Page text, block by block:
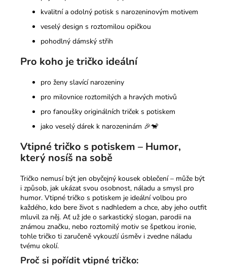
kvalitní a odolný potisk s narozeninovým motivem
veselý design s roztomilou opičkou
pohodlný dámský střih
Pro koho je tričko ideální
pro ženy slavící narozeniny
pro milovnice roztomilých a hravých motivů
pro fanoušky originálních triček s potiskem
jako veselý dárek k narozeninám 🎉🐒
Vtipné tričko s potiskem – Humor,
který nosíš na sobě
Tričko nemusí být jen obyčejný kousek oblečení – může být
i způsob, jak ukázat svou osobnost, náladu a smysl pro
humor. Vtipné tričko s potiskem je ideální volbou pro
každého, kdo bere život s nadhledem a chce, aby jeho outfit
mluvil za něj. Ať už jde o sarkastický slogan, parodii na
známou značku, nebo roztomilý motiv se špetkou ironie,
tohle tričko ti zaručeně vykouzlí úsměv i zvedne náladu
tvému okolí.
Proč si pořídit vtipné tričko: